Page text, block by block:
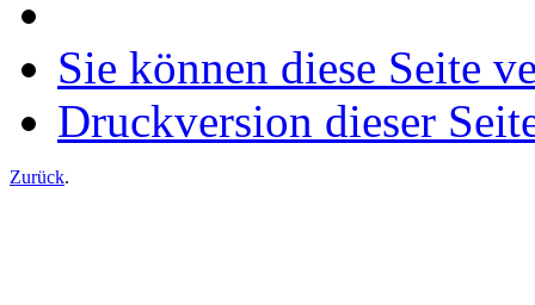
Sie können diese Seite
Druckversion dieser
Zurück.